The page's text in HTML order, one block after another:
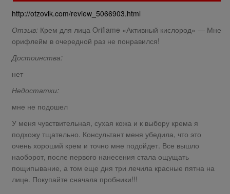
http://otzovik.com/review_5066903.html
Отзыв: Крем для лица Oriflame «Активный кислород» — Мне
орифлейм в очередной раз не понравился!
Достоинства:
нет
Недостатки:
мне не подошел
У меня чувствительная, сухая кожа и к выбору крема я
подхожу тщательно. Консультант меня убедила, что это
очень хороший крем и точно мне подойдет. Все вышло
наоборот, после первого нанесения стала ощущать
пощипывание, а том еще дня три лечила красные пятна на
лице. Покупайте сначала пробники!!!